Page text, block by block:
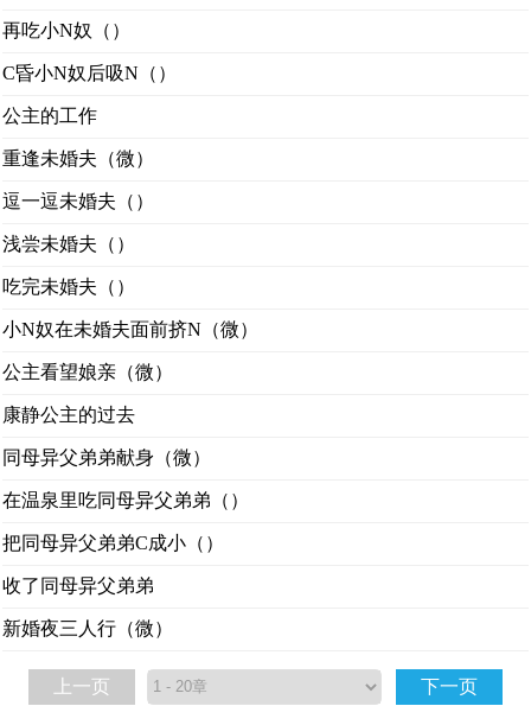
再吃小N奴（）
C昏小N奴后吸N（）
公主的工作
重逢未婚夫（微）
逗一逗未婚夫（）
浅尝未婚夫（）
吃完未婚夫（）
小N奴在未婚夫面前挤N（微）
公主看望娘亲（微）
康静公主的过去
同母异父弟弟献身（微）
在温泉里吃同母异父弟弟（）
把同母异父弟弟C成小（）
收了同母异父弟弟
新婚夜三人行（微）
上一页 下一页